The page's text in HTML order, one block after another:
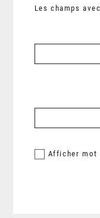
Les champs
Afficher mot